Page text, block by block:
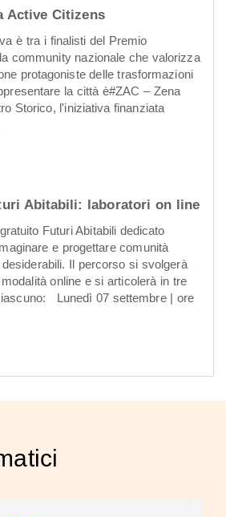
Active Citizens
è tra i finalisti del Premio
community nazionale che valorizza
protagoniste delle trasformazioni
la città è#ZAC – Zena
Storico, l'iniziativa finanziata
Abitabili: laboratori on line
Futuri Abitabili dedicato
e progettare comunità
Il percorso si svolgerà
online e si articolerà in tre
Lunedì 07 settembre | ore